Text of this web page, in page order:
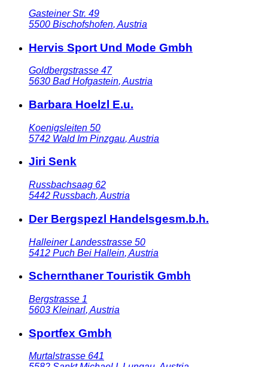
Gasteiner Str. 49
5500 Bischofshofen, Austria
Hervis Sport Und Mode Gmbh
Goldbergstrasse 47
5630 Bad Hofgastein, Austria
Barbara Hoelzl E.u.
Koenigsleiten 50
5742 Wald Im Pinzgau, Austria
Jiri Senk
Russbachsaag 62
5442 Russbach, Austria
Der Bergspezl Handelsgesm.b.h.
Halleiner Landesstrasse 50
5412 Puch Bei Hallein, Austria
Schernthaner Touristik Gmbh
Bergstrasse 1
5603 Kleinarl, Austria
Sportfex Gmbh
Murtalstrasse 641